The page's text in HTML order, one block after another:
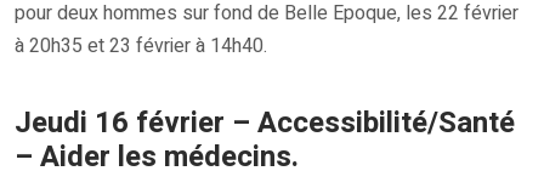
pour deux hommes sur fond de Belle Epoque, les 22 février
à 20h35 et 23 février à 14h40.
Jeudi 16 février – Accessibilité/Santé
– Aider les médecins.